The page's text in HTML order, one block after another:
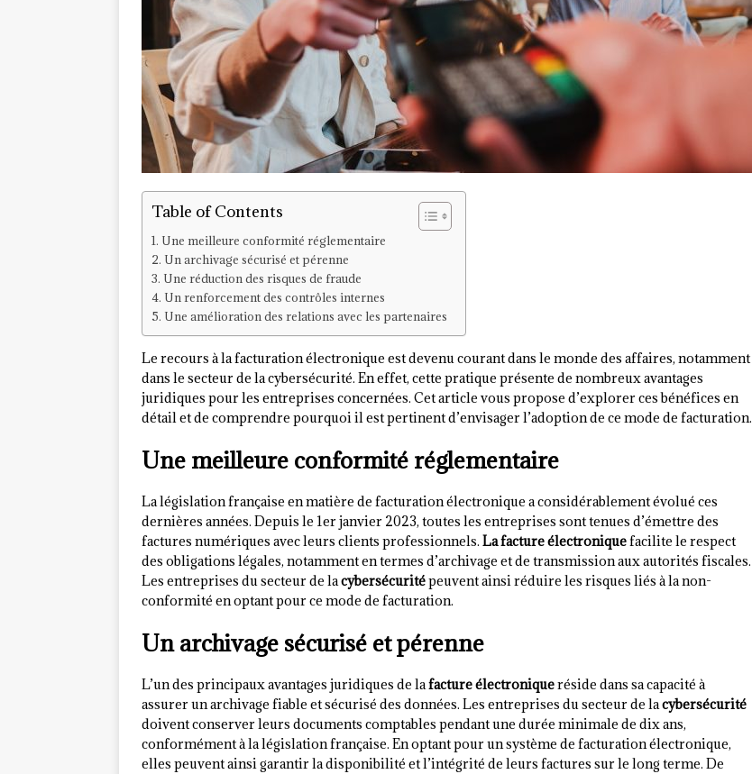
Table of Contents
Une meilleure conformité réglementaire
Un archivage sécurisé et pérenne
Une réduction des risques de fraude
Un renforcement des contrôles internes
Une amélioration des relations avec les partenaires
Le recours à la facturation électronique est devenu courant dans le monde des affaires, notamment
dans le secteur de la cybersécurité. En effet, cette pratique présente de nombreux avantages
juridiques pour les entreprises concernées. Cet article vous propose d’explorer ces bénéfices en
détail et de comprendre pourquoi il est pertinent d’envisager l’adoption de ce mode de facturation.
Une meilleure conformité réglementaire
La législation française en matière de facturation électronique a considérablement évolué ces
dernières années. Depuis le 1er janvier 2023, toutes les entreprises sont tenues d’émettre des
factures numériques avec leurs clients professionnels. La facture électroniquefacilite le respect
des obligations légales, notamment en termes d’archivage et de transmission aux autorités fiscales.
Les entreprises du secteur de lacybersécuritépeuvent ainsi réduire les risques liés à la non-
conformité en optant pour ce mode de facturation.
Un archivage sécurisé et pérenne
L’un des principaux avantages juridiques de lafacture électroniqueréside dans sa capacité à
assurer un archivage fiable et sécurisé des données. Les entreprises du secteur de lacybersécurité
doivent conserver leurs documents comptables pendant une durée minimale de dix ans,
conformément à la législation française. En optant pour un système de facturation électronique,
elles peuvent ainsi garantir la disponibilité et l’intégrité de leurs factures sur le long terme. De